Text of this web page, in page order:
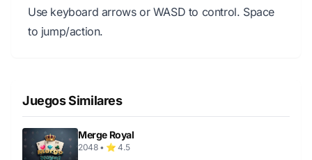
Use keyboard arrows or WASD to control. Space
to jump/action.
Juegos Similares
Merge Royal
2048 • ⭐ 4.5